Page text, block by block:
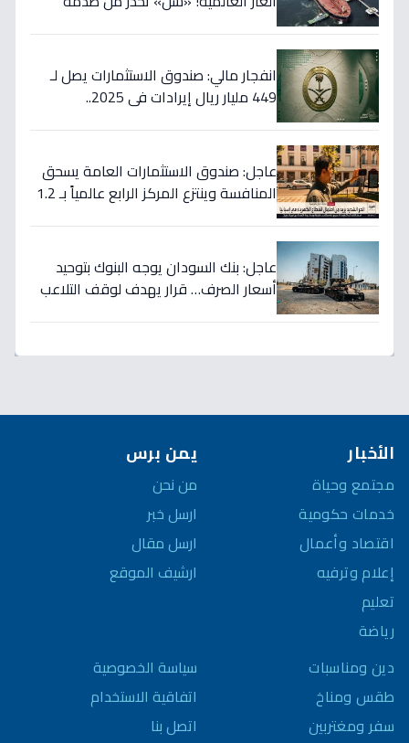
انفجار مالي: صندوق الاستثمارات يصل لـ
449 مليار ريال إيرادات في 2025..
عاجل: صندوق الاستثمارات العامة يسحق
المنافسة وينتزع المركز الرابع عالمياً بـ 1.2
عاجل: بنك السودان يوجه البنوك بتوحيد
أسعار الصرف… قرار يهدف لوقف التلاعب
الأخبار
مجتمع وحياة
خدمات حكومية
اقتصاد وأعمال
إعلام وترفيه
تعليم
رياضة
دين ومناسبات
طقس ومناخ
سفر ومغتربين
يمن برس
من نحن
ارسل خبر
ارسل مقال
ارشيف الموقع
سياسة الخصوصية
اتفاقية الاستخدام
اتصل بنا